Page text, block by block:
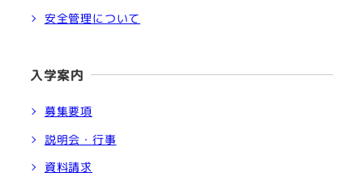
安全管理について
入学案内
募集要項
説明会・行事
資料請求